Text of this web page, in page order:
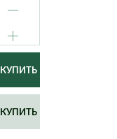
КУПИТЬ